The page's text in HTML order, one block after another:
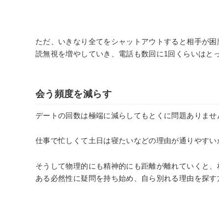
ただ、いきなり全てをシャットアウトすると相手が
読無視を増やしていき、電話も数回に1回くらいはと
会う頻度を減らす
デートの回数は極端に減らしてもとくに問題ありませ
仕事で忙しくて土日は寝たいなどの理由が通りやすい
そうして物理的にも精神的にも距離が離れていくと
ある必然性に疑問を持ち始め、自ら別れる理由を探す